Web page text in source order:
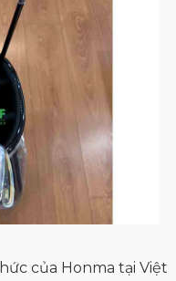
của Honma tại Việt